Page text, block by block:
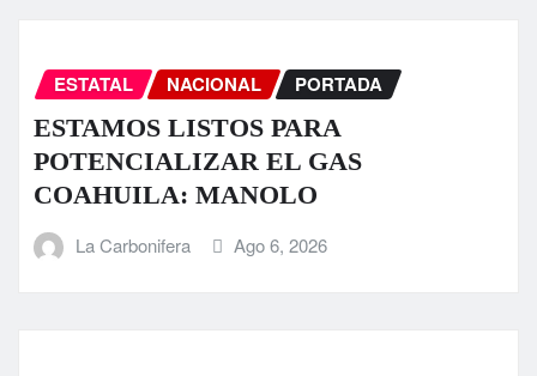
ESTATAL NACIONAL PORTADA
ESTAMOS LISTOS PARA
POTENCIALIZAR EL GAS
COAHUILA: MANOLO
La Carbonifera Ago 6, 2026